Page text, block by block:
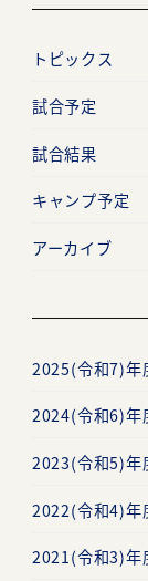
トピックス
試合予定
試合結果
キャンプ予定
アーカイブ
2025(令和7)年
2024(令和6)年
2023(令和5)年
2022(令和4)年
2021(令和3)年